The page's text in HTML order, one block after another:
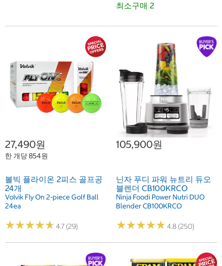
최소구매 2
27,490원
한 개당 854원
볼빅 플라이온 2피스 골프공
24개
Volvik Fly On 2-piece Golf Ball
24ea
★★★★★
★★★★★ 4.7 (29)
105,900원
닌자 푸디 파워 뉴트리 듀오
블렌더 CB100KRCO
Ninja Foodi Power Nutri DUO
Blender CB100KRCO
★★★★★
★★★★★ 4.8 (250)